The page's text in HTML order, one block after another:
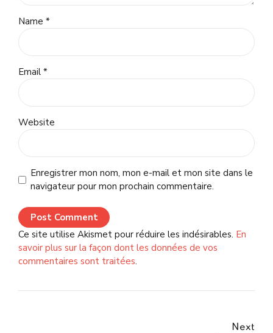
Name *
Email *
Website
Enregistrer mon nom, mon e-mail et mon site dans le
navigateur pour mon prochain commentaire.
Post Comment
Ce site utilise Akismet pour réduire les indésirables. En
savoir plus sur la façon dont les données de vos
commentaires sont traitées.
Next